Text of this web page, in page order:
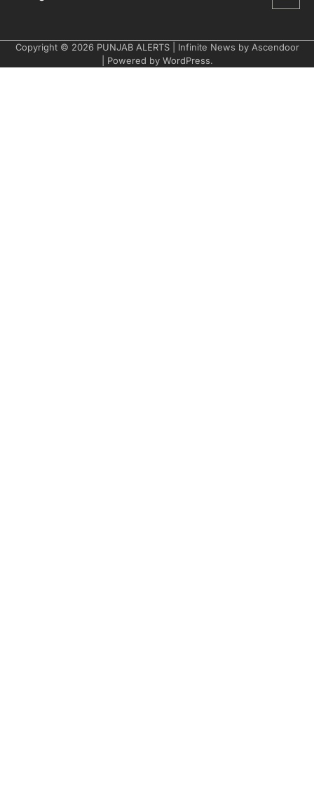
Copyright © 2026 PUNJAB ALERTS| Infinite News by Ascendoor
| Powered by WordPress.